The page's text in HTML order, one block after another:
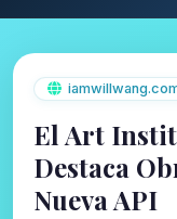
El Art
Destaca
Nueva API